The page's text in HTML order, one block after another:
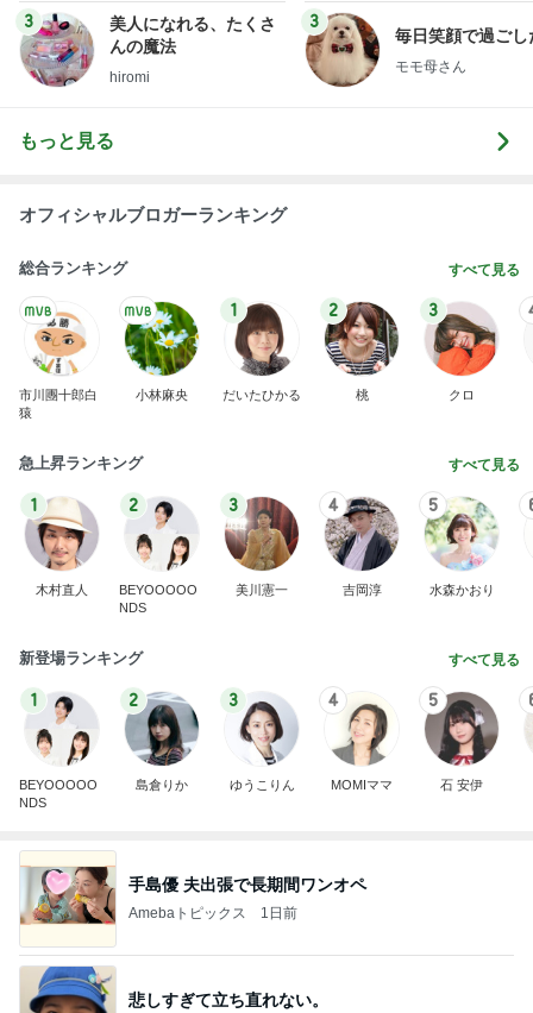
3
美人になれる、たくさ
んの魔法
hiromi
3
毎日笑顔で過ごし
モモ母さん
もっと見る
オフィシャルブロガーランキング
総合ランキング すべて見る
市川團十郎白
猿
小林麻央
1
だいたひかる
2
桃
3
クロ
急上昇ランキング すべて見る
1
木村直人
2
BEYOOOOO
NDS
3
美川憲一
4
吉岡淳
5
水森かおり
新登場ランキング すべて見る
1
BEYOOOOO
NDS
2
島倉りか
3
ゆうこりん
4
MOMIママ
5
石 安伊
手島優 夫出張で長期間ワンオペ
Amebaトピックス 1日前
悲しすぎて立ち直れない。